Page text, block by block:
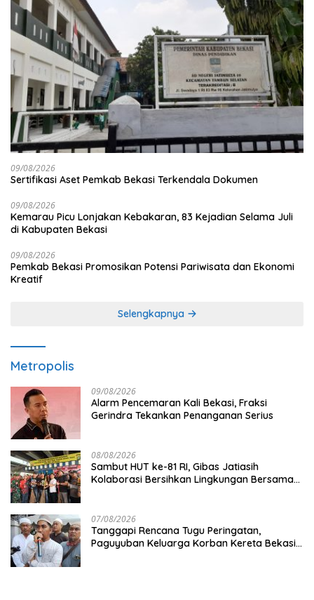
09/08/2026
Sertifikasi Aset Pemkab Bekasi Terkendala Dokumen
09/08/2026
Kemarau Picu Lonjakan Kebakaran, 83 Kejadian Selama Juli
di Kabupaten Bekasi
09/08/2026
Pemkab Bekasi Promosikan Potensi Pariwisata dan Ekonomi
Kreatif
Selengkapnya
Metropolis
09/08/2026
Alarm Pencemaran Kali Bekasi, Fraksi
Gerindra Tekankan Penanganan Serius
08/08/2026
Sambut HUT ke-81 RI, Gibas Jatiasih
Kolaborasi Bersihkan Lingkungan Bersama
07/08/2026
Tanggapi Rencana Tugu Peringatan,
Paguyuban Keluarga Korban Kereta Bekasi